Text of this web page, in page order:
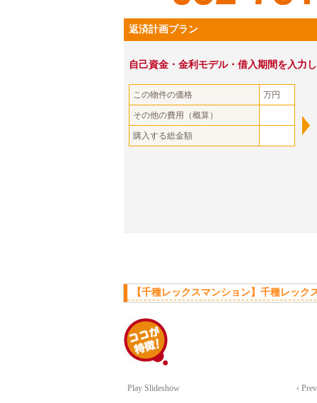
返済計画プラン
自己資金・金利モデル・借入期間を入力
この物件の価格 万円
その他の費用（概算）
購入する総金額
【千種レックスマンション】千種レッ
Play Slideshow ‹